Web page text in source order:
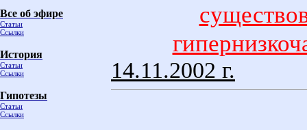
Все об эфире
Статьи
Ссылки
История
Статьи
Ссылки
Гипотезы
Статьи
Ссылки
14.11.2002 г.